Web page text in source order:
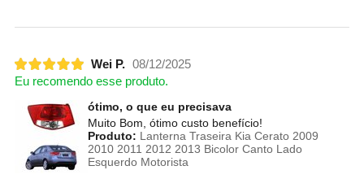
Wei P. 08/12/2025
Eu recomendo esse produto.
ótimo, o que eu precisava
Muito Bom, ótimo custo benefício!
Produto: Lanterna Traseira Kia Cerato 2009
2010 2011 2012 2013 Bicolor Canto Lado
Esquerdo Motorista